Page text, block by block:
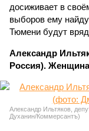
досиживает в
выборов ему
Тюмени будут
Александр
Россия).
Александр Ильтяков,
Духанин/Коммерсантъ)